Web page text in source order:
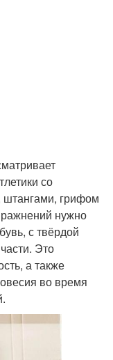
со
штангами, грифом
нужно
с твёрдой
Это
а также
во время